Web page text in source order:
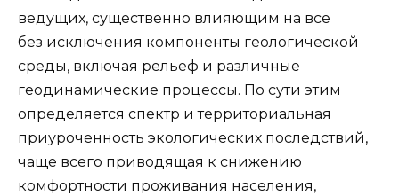
ведущих, существенно влияющим на все
без исключения компоненты геологической
среды, включая ре­льеф и различные
геодинамические процессы. По сути этим
определяется спектр и территориальная
приуроченность экологических последствий,
чаще всего при­водящая к снижению
комфортности проживания населения,